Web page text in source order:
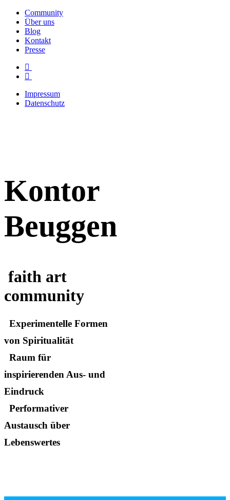
Community
Über uns
Blog
Kontakt
Presse
Impressum
Datenschutz
Kontor
Beuggen
faith art
community
Experimentelle Formen
von Spiritualität
Raum für
inspirierenden Aus- und
Eindruck
Performativer
Austausch über
Lebenswertes